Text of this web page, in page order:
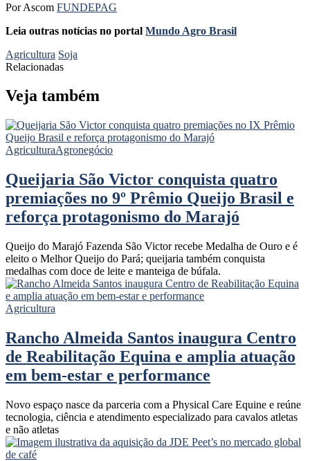
Por Ascom FUNDEPAG
Leia outras notícias no portal Mundo Agro Brasil
Agricultura Soja
Relacionadas
Veja também
AgriculturaAgronegócio
Queijaria São Victor conquista quatro
premiações no 9º Prêmio Queijo Brasil e
reforça protagonismo do Marajó
Queijo do Marajó Fazenda São Victor recebe Medalha de Ouro e é
eleito o Melhor Queijo do Pará; queijaria também conquista
medalhas com doce de leite e manteiga de búfala.
Agricultura
Rancho Almeida Santos inaugura Centro
de Reabilitação Equina e amplia atuação
em bem-estar e performance
Novo espaço nasce da parceria com a Physical Care Equine e reúne
tecnologia, ciência e atendimento especializado para cavalos atletas
e não atletas